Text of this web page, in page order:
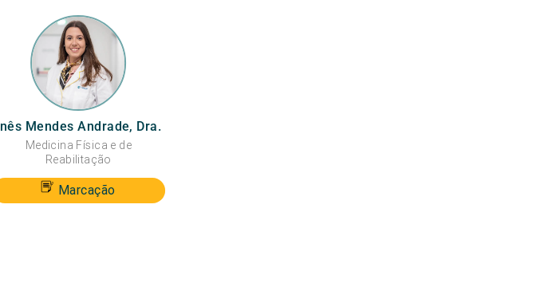
Inês Mendes Andrade, Dra.
Medicina Física e de
Reabilitação
Marcação